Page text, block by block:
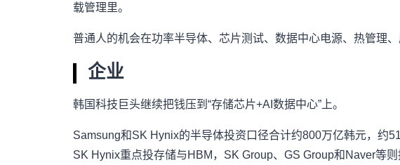
载管理里。
普通人的机会在功率半导体、芯片测试、数据中心电源、热管理
企业
韩国科技巨头继续把钱压到“存储芯片+AI数据中心”上。
Samsung和SK Hynix的半导体投资口径合计约800万亿韩元，约
SK Hynix重点投存储与HBM，SK Group、GS Group和Naver等